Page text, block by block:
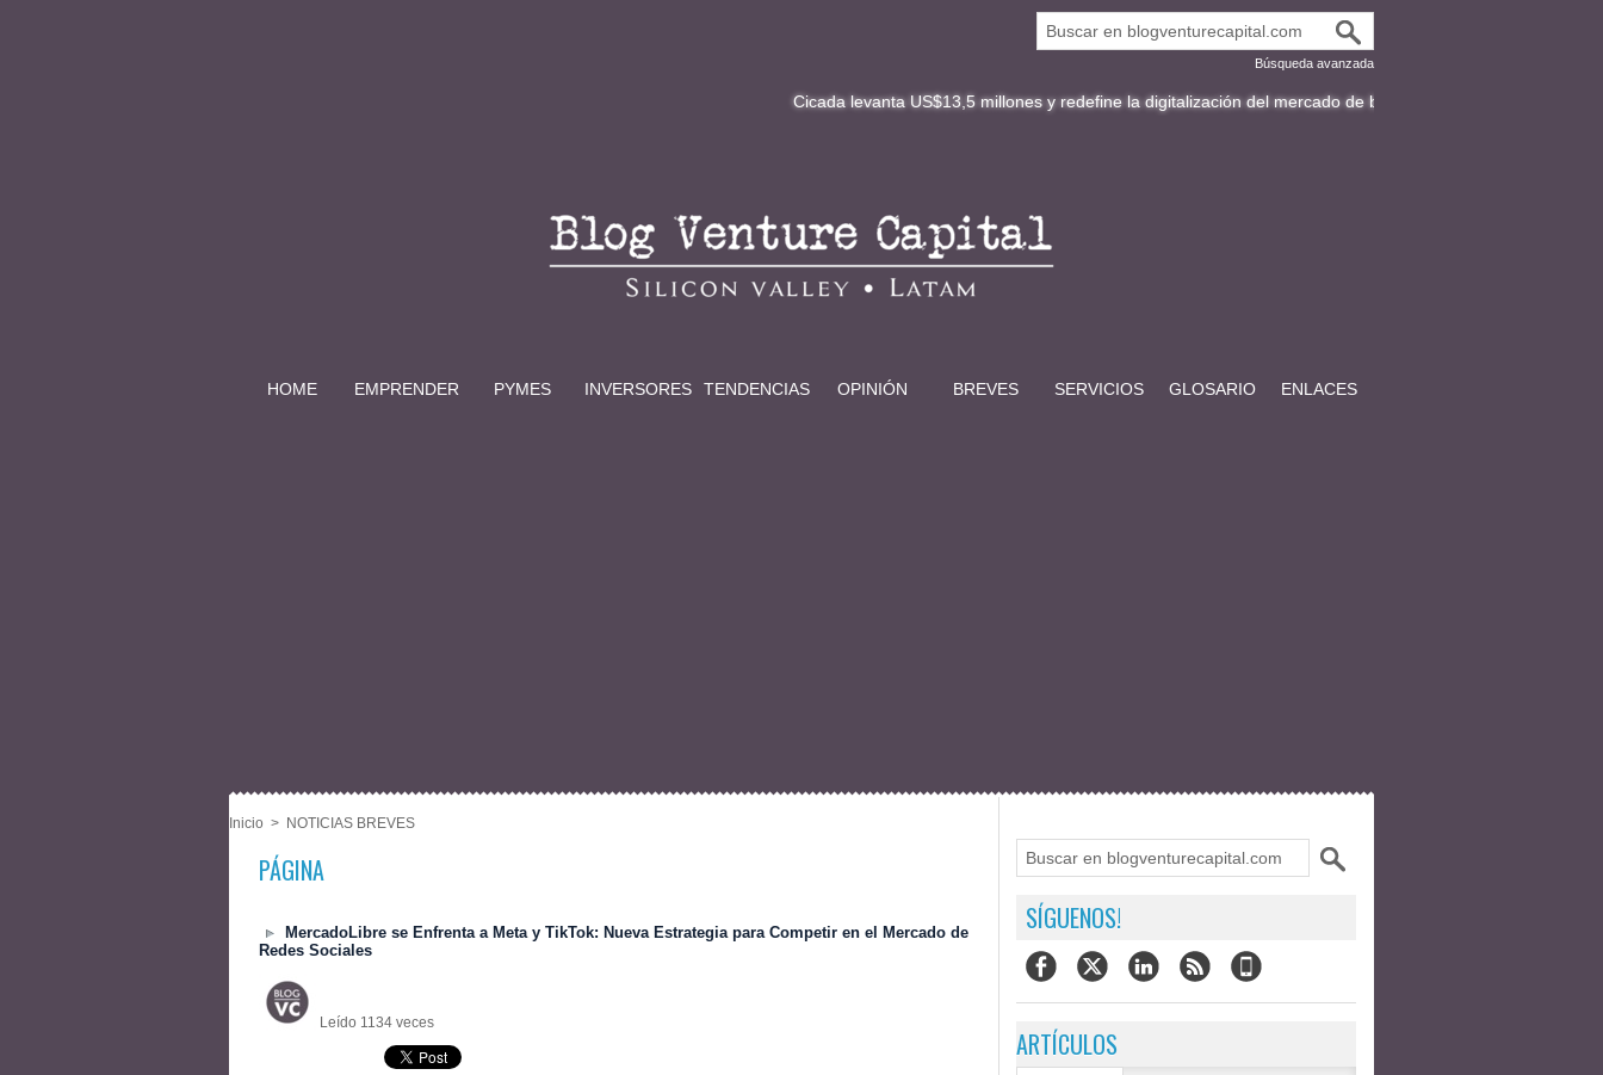
Búsqueda avanzada
Cicada levanta US$13,5 millones y redefine la digitalización del mercado de bonos en Latinoamérica
HOME EMPRENDER PYMES INVERSORES TENDENCIAS OPINIÓN BREVES SERVICIOS GLOSARIO ENLACES
Inicio > NOTICIAS BREVES
PÁGINA
MercadoLibre se Enfrenta a Meta y TikTok: Nueva Estrategia para Competir en el Mercado de
Redes Sociales
Leído 1134 veces
SÍGUENOS!
ARTÍCULOS